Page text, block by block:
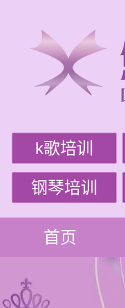
k歌培训
钢琴培训
首页